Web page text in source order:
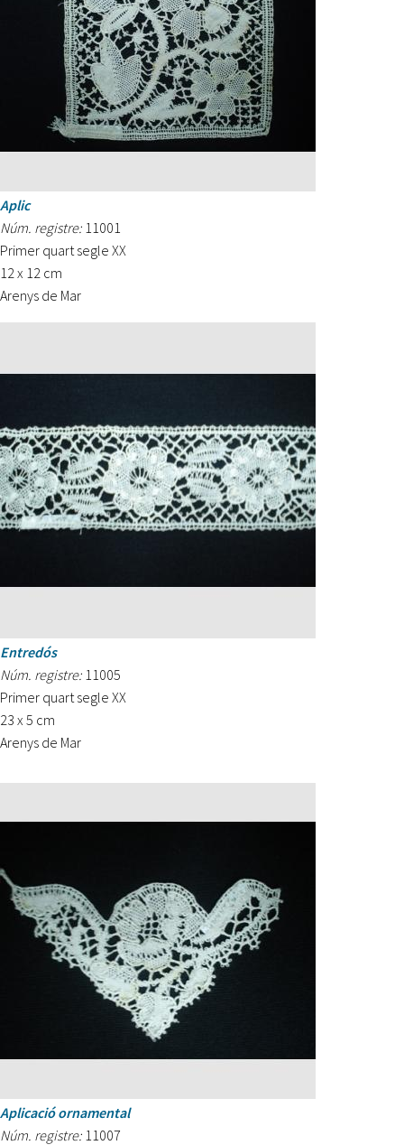
Aplic
Núm. registre: 11001
Primer quart segle XX
12 x 12 cm
Arenys de Mar
Entredós
Núm. registre: 11005
Primer quart segle XX
23 x 5 cm
Arenys de Mar
Aplicació ornamental
Núm. registre: 11007